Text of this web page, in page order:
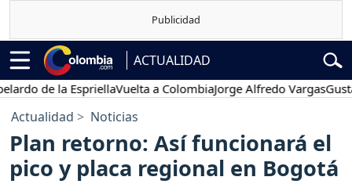
ACTUALIDAD
de la EspriellaVuelta a ColombiaJorge Alfredo VargasGustavo
Actualidad Noticias
Plan retorno: Así funcionará el
pico y placa regional en Bogotá